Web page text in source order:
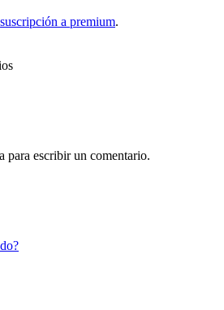
suscripción a premium.
para escribir un comentario.